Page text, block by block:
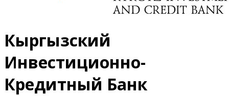
Кыргызский
Инвестиционно-
Кредитный Банк